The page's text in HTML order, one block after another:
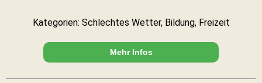
Kategorien: Schlechtes Wetter, Bildung, Freizeit
Mehr Infos